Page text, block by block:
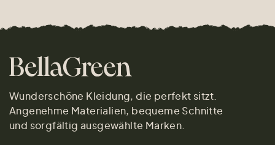
Wunderschöne Kleidung, die perfekt sitzt.
Angenehme Materialien, bequeme Schnitte
und sorgfältig ausgewählte Marken.